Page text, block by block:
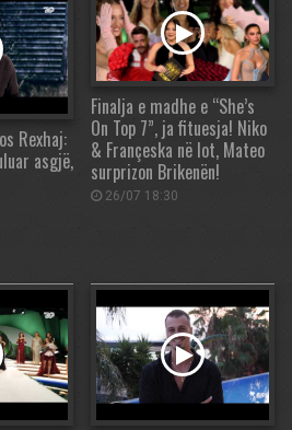
Rexhaj:
asgjë,
Finalja e madhe e “She’s
On Top 7”, ja fituesja! Niko
& Françeska në lot, Mateo
surprizon Brikenën!
26/07 18:30